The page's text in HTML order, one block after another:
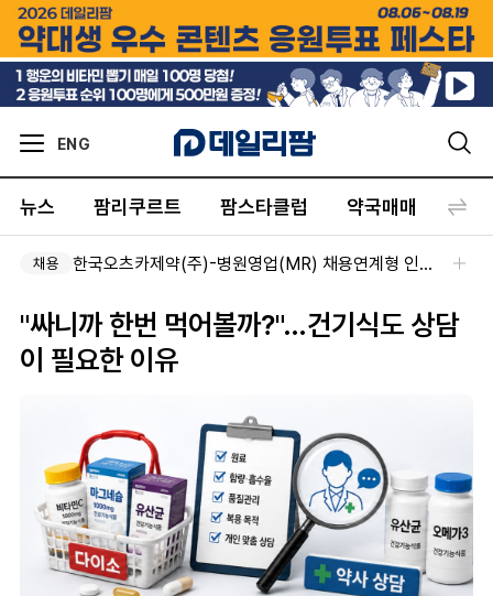
ENG
뉴스 팜리쿠르트 팜스타클럽 약국매매 커
채용 한국오츠카제약(주)-병원영업(MR) 채용연계형 인턴(신입사원) 모집 공고
"싸니까 한번 먹어볼까?"…건기식도 상담
이 필요한 이유